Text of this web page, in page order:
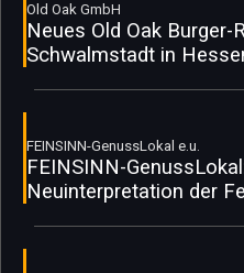
Old Oak GmbH
Neues Old Oak Burger-
Schwalmstadt in
FEINSINN-GenussLokal e.u.
FEINSINN-
Neuinterpretation der